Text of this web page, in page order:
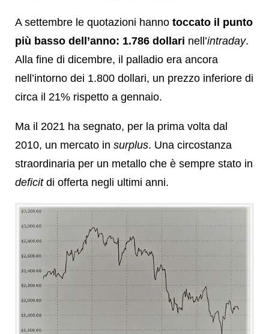
A settembre le quotazioni hanno toccato il punto
più basso dell’anno: 1.786 dollari nell’intraday.
Alla fine di dicembre, il palladio era ancora
nell’intorno dei 1.800 dollari, un prezzo inferiore di
circa il 21% rispetto a gennaio.
Ma il 2021 ha segnato, per la prima volta dal
2010, un mercato in surplus. Una circostanza
straordinaria per un metallo che è sempre stato in
deficitdi offerta negli ultimi anni.